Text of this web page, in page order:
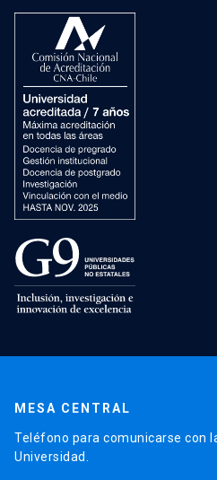
MESA CENTRAL
Teléfono para comunicarse con
Universidad.